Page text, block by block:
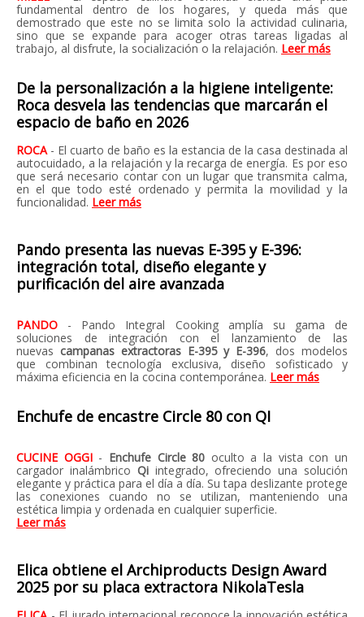
fundamental dentro de los hogares, y queda más que
demostrado que este no se limita solo la actividad culinaria,
sino que se expande para acoger otras tareas ligadas al
trabajo, al disfrute, la socialización o la relajación. Leer más
De la personalización a la higiene inteligente:
Roca desvela las tendencias que marcarán el
espacio de baño en 2026
ROCA - El cuarto de baño es la estancia de la casa destinada al
autocuidado, a la relajación y la recarga de energía. Es por eso
que será necesario contar con un lugar que transmita calma,
en el que todo esté ordenado y permita la movilidad y la
funcionalidad. Leer más
Pando presenta las nuevas E-395 y E-396:
integración total, diseño elegante y
purificación del aire avanzada
PANDO - Pando Integral Cooking amplía su gama de
soluciones de integración con el lanzamiento de las
nuevas campanas extractoras E-395 y E-396, dos modelos
que combinan tecnología exclusiva, diseño sofisticado y
máxima eficiencia en la cocina contemporánea. Leer más
Enchufe de encastre Circle 80 con QI
CUCINE OGGI - Enchufe Circle 80 oculto a la vista con un
cargador inalámbrico Qiintegrado, ofreciendo una solución
elegante y práctica para el día a día. Su tapa deslizante protege
las conexiones cuando no se utilizan, manteniendo una
estética limpia y ordenada en cualquier superficie.
Leer más
Elica obtiene el Archiproducts Design Award
2025 por su placa extractora NikolaTesla